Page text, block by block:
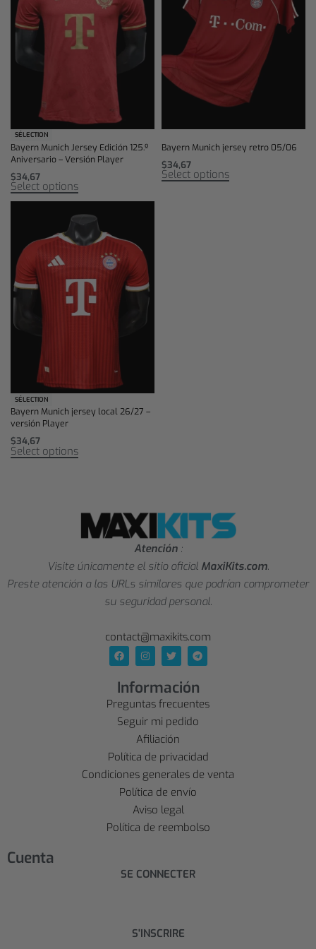
SÉLECTION
Bayern Munich Jersey Edición 125.º
Aniversario – Versión Player
$34,67
Select options
Bayern Munich jersey retro 05/06
$34,67
Select options
SÉLECTION
Bayern Munich jersey local 26/27 –
versión Player
$34,67
Select options
Atención :
Visite únicamente el sitio oficial MaxiKits.com.
Preste atención a las URLs similares que podrían comprometer
su seguridad personal.
contact@maxikits.com
Información
Preguntas frecuentes
Seguir mi pedido
Afiliación
Política de privacidad
Condiciones generales de venta
Política de envío
Aviso legal
Política de reembolso
Cuenta
SE CONNECTER
S'INSCRIRE